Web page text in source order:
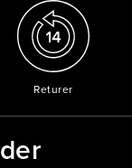
Returer